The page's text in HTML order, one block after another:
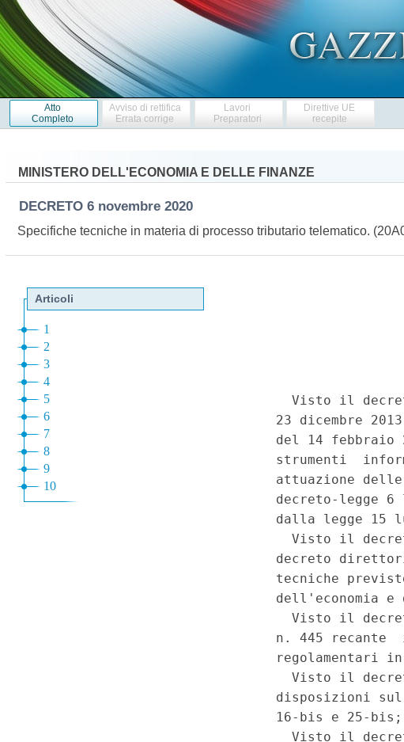
Atto
Completo
Avviso di rettifica
Errata corrige
Lavori
Preparatori
Direttive UE
recepite
MINISTERO DELL'ECONOMIA E DELLE FINANZE
DECRETO 6 novembre 2020
Specifiche tecniche in materia di processo tributario telematico.